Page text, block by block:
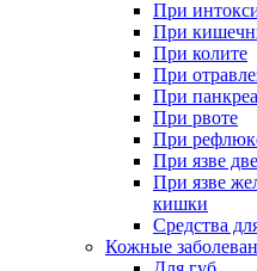
При
При
При колите
При
При
При рвоте
При
При язве
При язве
кишки
Средства
Кожные